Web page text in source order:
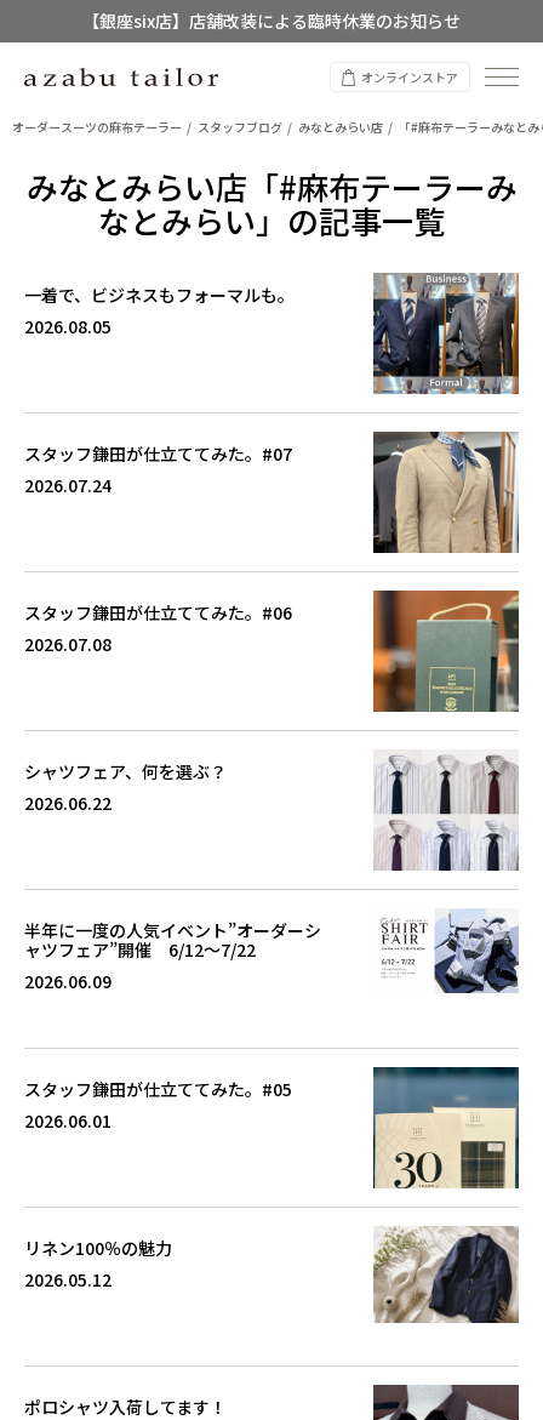
【銀座six店】店舗改装による臨時休業のお知らせ
【店舗限定】レディースオーダースーツ
オンラインストア
オーダースーツの麻布テーラー スタッフブログ みなとみらい店 「#麻布テーラーみなと
みなとみらい店「#麻布テーラーみ
なとみらい」の記事一覧
一着で、ビジネスもフォーマルも。
2026.08.05
スタッフ鎌田が仕立ててみた。#07
2026.07.24
スタッフ鎌田が仕立ててみた。#06
2026.07.08
シャツフェア、何を選ぶ？
2026.06.22
半年に一度の人気イベント”オーダーシ
ャツフェア”開催 6/12～7/22
2026.06.09
スタッフ鎌田が仕立ててみた。#05
2026.06.01
リネン100％の魅力
2026.05.12
ポロシャツ入荷してます！